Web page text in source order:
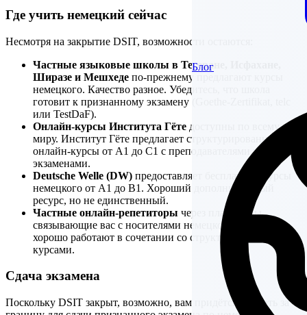
Блог
Где учить немецкий сейчас
Несмотря на закрытие DSIT, возможности остаются:
Частные языковые школы в Тегеране, Исфахане,
Ширазе и Мешхеде по-прежнему предлагают курсы
немецкого. Качество разное. Убедитесь, что школа
готовит к признанному экзамену (Goethe-Zertifikat, telc
или TestDaF).
Онлайн-курсы Института Гёте доступны по всему
миру. Институт Гёте предлагает структурированные
онлайн-курсы от A1 до C1 с преподавателями и
экзаменами.
Deutsche Welle (DW) предоставляет бесплатные курсы
немецкого от A1 до B1. Хороший дополнительный
ресурс, но не единственный.
Частные онлайн-репетиторы через платформы,
связывающие вас с носителями немецкого языка,
хорошо работают в сочетании со структурированными
курсами.
Сдача экзамена
Поскольку DSIT закрыт, возможно, вам придётся выехать за